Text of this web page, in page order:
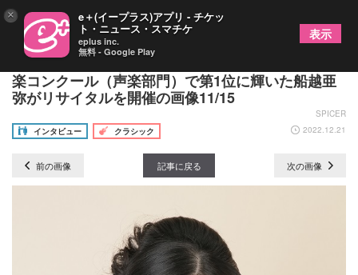
オペラ界に新たなスターが誕生～2021年度 日本音
楽コンクール（声楽部門）で第1位に輝いた船越亜
弥がリサイタルを開催の画像11/15
SPICER
インタビュー
クラシック 2022.12.21
前の画像 記事に戻る 次の画像
× e＋(イープラス)アプリ - チケッ
ト・ニュース・スマチケ
eplus inc.
無料 - Google Play
表示